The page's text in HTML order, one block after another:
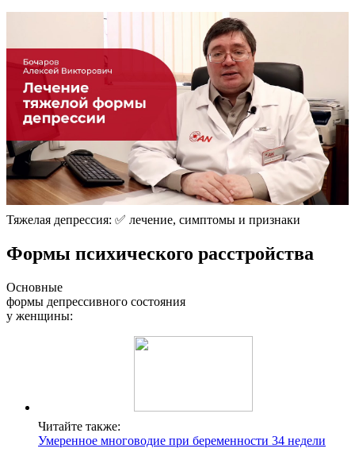
Тяжелая депрессия: ✅ лечение, симптомы и признаки
Формы психического расстройства
Основные
формы депрессивного состояния
у женщины:
Читайте также:
Умеренное многоводие при беременности 34 недели